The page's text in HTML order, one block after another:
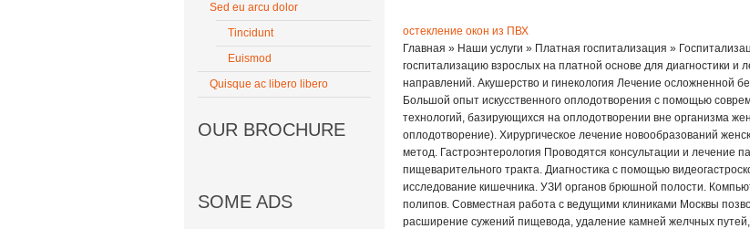
Sed eu arcu dolor
Tincidunt
Euismod
Quisque ac libero libero
OUR BROCHURE
SOME ADS
остекление окон из ПВХ
Главная » Наши услуги » Платная госпитализация »
госпитализацию взрослых на платной основе для диагностики
направлений. Акушерство и гинекология Лечение осложненной
Большой опыт искусственного оплодотворения с помощью
технологий, базирующихся на оплодотворении вне организма
оплодотворение). Хирургическое лечение новообразований
метод. Гастроэнтерология Проводятся консультации и лечение
пищеварительного тракта. Диагностика с помощью
исследование кишечника. УЗИ органов брюшной полости.
полипов. Совместная работа с ведущими клиниками Москвы
расширение сужений пищевода, удаление камней желчных